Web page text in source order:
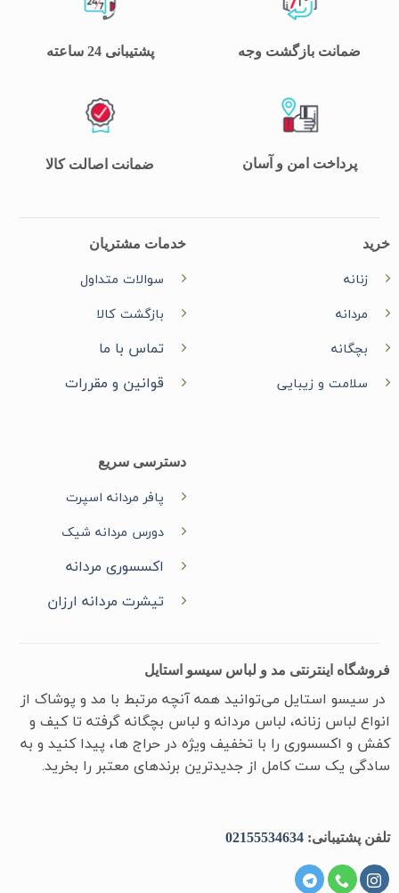
ضمانت بازگشت وجه پشتیبانی 24 ساعته
پرداخت امن و آسان ضمانت اصالت کالا
خرید
زنانه
مردانه
بچگانه
سلامت و زیبایی
خدمات مشتریان
سوالات متداول
بازگشت کالا
تماس با ما
قوانین و مقررات
دسترسی سریع
پافر مردانه اسپرت
دورس مردانه شیک
اکسسوری مردانه
تیشرت مردانه ارزان
فروشگاه اینترنتی مد و لباس سیسو استایل
در سیسو ‌استایل می‌توانید همه آنچه مرتبط با مد و پوشاک از
انواع لباس زنانه، لباس مردانه و لباس بچگانه گرفته تا کیف و
کفش و اکسسوری را با تخفیف ویژه در حراج ها، پیدا کنید و به
سادگی یک ست کامل از جدیدترین‌ برندهای معتبر را بخرید.
تلفن پشتیبانی:02155534634